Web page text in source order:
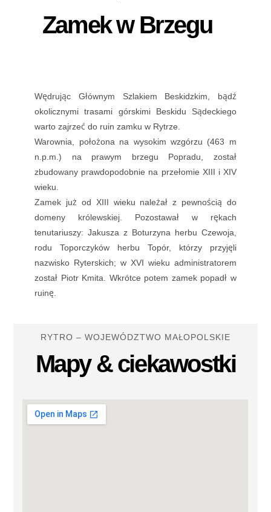
Zamek w Brzegu
Wędrując Głównym Szlakiem Beskidzkim, bądź
okolicznymi trasami górskimi Beskidu Sądeckiego
warto zajrzeć do ruin zamku w Rytrze.
Warownia, położona na wysokim wzgórzu (463 m
n.p.m.) na prawym brzegu Popradu, został
zbudowany prawdopodobnie na przełomie XIII i XIV
wieku.
Zamek już od XIII wieku należał z pewnością do
domeny królewskiej. Pozostawał w rękach
tenutariuszy: Jakusza z Boturzyna herbu Czewoja,
rodu Toporczyków herbu Topór, którzy przyjęli
nazwisko Ryterskich; w XVI wieku administratorem
został Piotr Kmita. Wkrótce potem zamek popadł w
ruinę.
RYTRO – WOJEWÓDZTWO MAŁOPOLSKIE
Mapy & ciekawostki